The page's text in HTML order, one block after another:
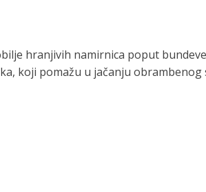
hranjivih namirnica poput
koji pomažu u jačanju